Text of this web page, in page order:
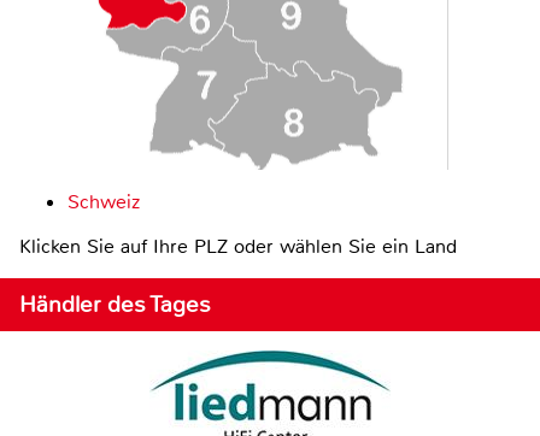
Schweiz
Klicken Sie auf Ihre PLZ oder wählen Sie ein Land
Händler des Tages